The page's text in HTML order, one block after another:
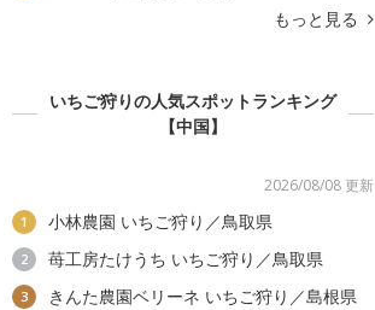
もっと見る
いちご狩りの人気スポットランキング
【中国】
2026/08/08 更新
1 小林農園 いちご狩り／鳥取県
2 苺工房たけうち いちご狩り／鳥取県
3 きんた農園ベリーネ いちご狩り／島根県